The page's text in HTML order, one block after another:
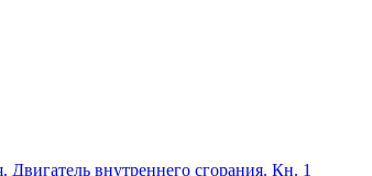
внутреннего сгорания. Кн. 1